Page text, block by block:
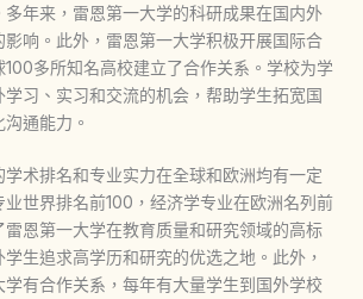
年来，雷恩第一大学的科研成果在国内外
响。此外，雷恩第一大学积极开展国际合
多所知名高校建立了合作关系。学校为学
习、实习和交流的机会，帮助学生拓宽国
通能力。
术排名和专业实力在全球和欧洲均有一定
世界排名前100，经济学专业在欧洲名列前
恩第一大学在教育质量和研究领域的高标
生追求高学历和研究的优选之地。此外，
有合作关系，每年有大量学生到国外学校